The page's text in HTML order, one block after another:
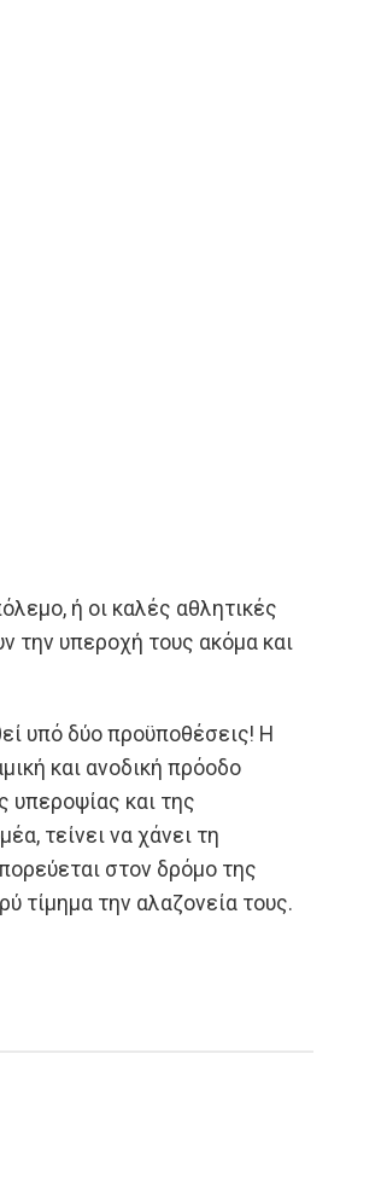
ή οι καλές αθλητικές
την υπεροχή τους ακόμα και
υπό δύο προϋποθέσεις! Η
και ανοδική πρόοδο
υπεροψίας και της
τείνει να χάνει τη
στον δρόμο της
τίμημα την αλαζονεία τους.